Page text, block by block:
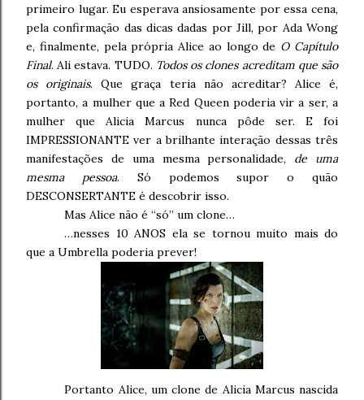
primeiro lugar. Eu esperava ansiosamente por essa cena,
pela confirmação das dicas dadas por Jill, por Ada Wong
e, finalmente, pela própria Alice ao longo de O Capítulo
Final. Ali estava. TUDO. Todos os clones acreditam que são
os originais. Que graça teria não acreditar? Alice é,
portanto, a mulher que a Red Queen poderia vir a ser, a
mulher que Alicia Marcus nunca pôde ser. E foi
IMPRESSIONANTE ver a brilhante interação dessas três
manifestações de uma mesma personalidade, de uma
mesma pessoa. Só podemos supor o quão
DESCONSERTANTE é descobrir isso.
Mas Alice não é “só” um clone…
…nesses 10 ANOS ela se tornou muito mais do
que a Umbrella poderia prever!
Portanto Alice, um clone de Alicia Marcus nascida